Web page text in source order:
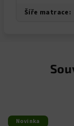
Šíře matrace:
Novinka